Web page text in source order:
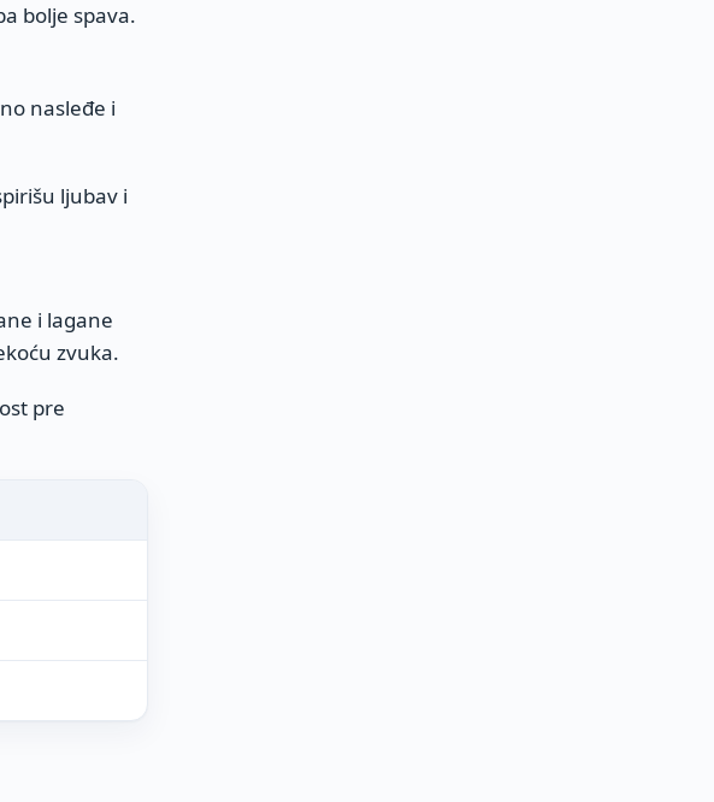
bolje spava.
nasleđe i
ljubav i
i lagane
zvuka.
pre